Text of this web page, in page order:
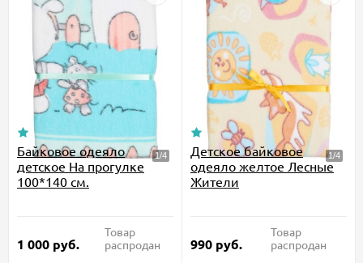
Байковое одеяло
детское На прогулке
100*140 см.
1 000 руб.
Товар
распродан
Детское байковое
одеяло желтое Лесные
Жители
990 руб.
Товар
распродан